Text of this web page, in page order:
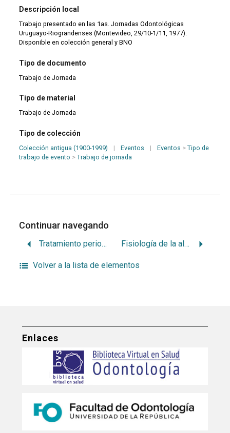
Descripción local
Trabajo presentado en las 1as. Jornadas Odontológicas
Uruguayo-Riograndenses (Montevideo, 29/10-1/11, 1977).
Disponible en colección general y BNO
Tipo de documento
Trabajo de Jornada
Tipo de material
Trabajo de Jornada
Tipo de colección
Colección antigua (1900-1999) | Eventos | Eventos >Tipo de
trabajo de evento >Trabajo de jornada
Continuar navegando
Tratamiento periodontal Fisiología de la alimentación
Volver a la lista de elementos
Enlaces